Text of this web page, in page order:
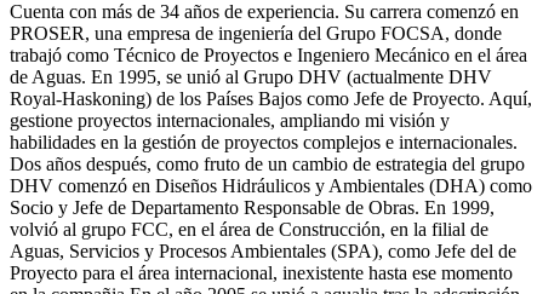
Cuenta con más de 34 años de experiencia. Su carrera comenzó en
PROSER, una empresa de ingeniería del Grupo FOCSA, donde
trabajó como Técnico de Proyectos e Ingeniero Mecánico en el área
de Aguas. En 1995, se unió al Grupo DHV (actualmente DHV
Royal-Haskoning) de los Países Bajos como Jefe de Proyecto. Aquí,
gestione proyectos internacionales, ampliando mi visión y
habilidades en la gestión de proyectos complejos e internacionales.
Dos años después, como fruto de un cambio de estrategia del grupo
DHV comenzó en Diseños Hidráulicos y Ambientales (DHA) como
Socio y Jefe de Departamento Responsable de Obras. En 1999,
volvió al grupo FCC, en el área de Construcción, en la filial de
Aguas, Servicios y Procesos Ambientales (SPA), como Jefe del de
Proyecto para el área internacional, inexistente hasta ese momento